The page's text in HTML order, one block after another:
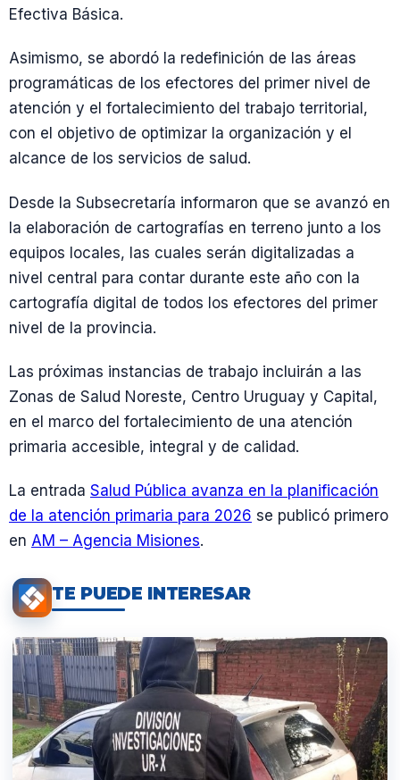
Efectiva Básica.
Asimismo, se abordó la redefinición de las áreas
programáticas de los efectores del primer nivel de
atención y el fortalecimiento del trabajo territorial,
con el objetivo de optimizar la organización y el
alcance de los servicios de salud.
Desde la Subsecretaría informaron que se avanzó en
la elaboración de cartografías en terreno junto a los
equipos locales, las cuales serán digitalizadas a
nivel central para contar durante este año con la
cartografía digital de todos los efectores del primer
nivel de la provincia.
Las próximas instancias de trabajo incluirán a las
Zonas de Salud Noreste, Centro Uruguay y Capital,
en el marco del fortalecimiento de una atención
primaria accesible, integral y de calidad.
La entrada Salud Pública avanza en la planificación
de la atención primaria para 2026 se publicó primero
en AM – Agencia Misiones.
TE PUEDE INTERESAR